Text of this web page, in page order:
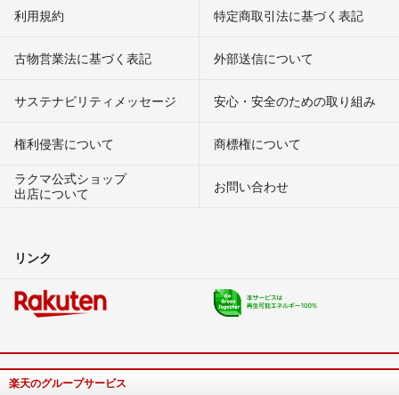
利用規約 特定商取引法に基づく表記
古物営業法に基づく表記 外部送信について
サステナビリティメッセージ 安心・安全のための取り組み
権利侵害について
商標権について
ラクマ公式ショップ
出店について
お問い合わせ
リンク
楽天のグループサービス